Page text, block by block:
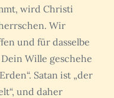
wird Christi
Wir
und für dasselbe
Wille geschehe
Satan ist „der
und daher